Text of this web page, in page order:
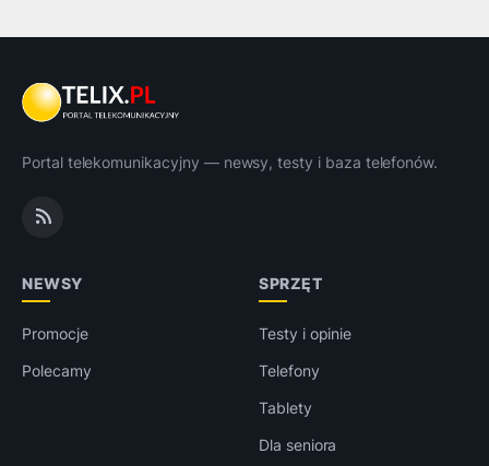
Portal telekomunikacyjny — newsy, testy i baza telefonów.
NEWSY
Promocje
Polecamy
SPRZĘT
Testy i opinie
Telefony
Tablety
Dla seniora